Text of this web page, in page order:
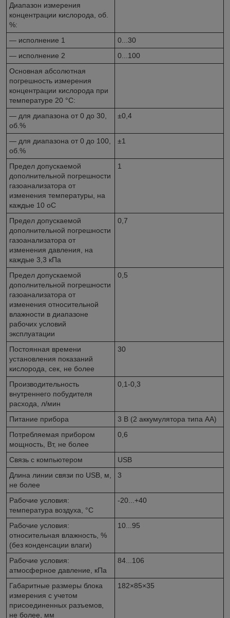
Диапазон измерения
концентрации кислорода, об.
%:
— исполнение 1
0...30
— исполнение 2
0...100
Основная абсолютная
погрешность измерения
концентрации кислорода при
температуре 20 °С:
— для диапазона от 0 до 30,
об.%
±0,4
— для диапазона от 0 до 100,
об.%
±1
Предел допускаемой
дополнительной погрешности
газоанализатора от
изменения температуры, на
каждые 10 оС
1
Предел допускаемой
дополнительной погрешности
газоанализатора от
изменения давления, на
каждые 3,3 кПа
0,7
Предел допускаемой
дополнительной погрешности
газоанализатора от
изменения относительной
влажности в диапазоне
рабочих условий
эксплуатации
0,5
Постоянная времени
установления показаний
кислорода, сек, не более
30
Производительность
внутреннего побудителя
расхода, л/мин
0,1-0,3
Питание прибора
3 В (2 аккумулятора типа АА)
Потребляемая прибором
мощность, Вт, не более
0,6
Связь с компьютером
USB
Длина линии связи по USB, м,
не более
3
Рабочие условия:
температура воздуха, °С
-20...+40
Рабочие условия:
относительная влажность, %
(без конденсации влаги)
10...95
Рабочие условия:
атмосферное давление, кПа
84...106
Габаритные размеры блока
измерения с учетом
присоединенных разъемов,
не более, мм
182×85×35